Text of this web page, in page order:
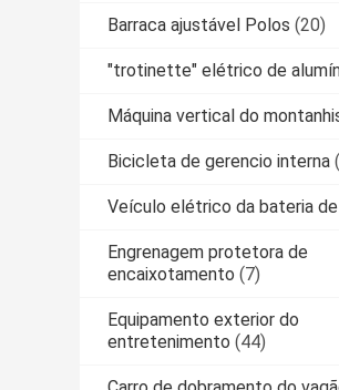
Barraca ajustável Polos (20)
"trotinette" elétrico de
Máquina vertical do
Bicicleta de gerencio interna
Veículo elétrico da bateria
Engrenagem protetora de
encaixotamento (7)
Equipamento exterior do
entretenimento (44)